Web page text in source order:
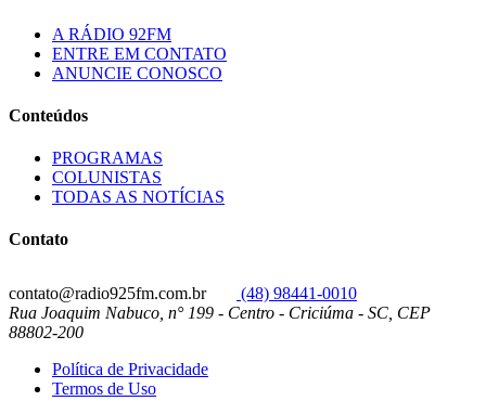
A RÁDIO 92FM
ENTRE EM CONTATO
ANUNCIE CONOSCO
Conteúdos
PROGRAMAS
COLUNISTAS
TODAS AS NOTÍCIAS
Contato
contato@radio925fm.com.br
(48) 98441-0010
Rua Joaquim Nabuco, n° 199 - Centro - Criciúma - SC, CEP
88802-200
Política de Privacidade
Termos de Uso